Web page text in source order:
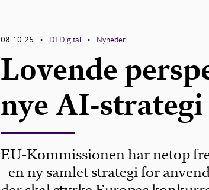
08.10.25 • DI Digital • Nyheder
Lovende
nye AI-strategi
EU-Kommissionen har netop
- en ny samlet strategi for